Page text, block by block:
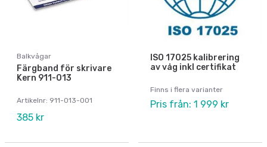
Balkvågar
Färgband för skrivare
Kern 911-013
Artikelnr: 911-013-001
385 kr
ISO 17025 kalibrering
av våg inkl certifikat
Finns i flera varianter
Pris från: 1 999 kr